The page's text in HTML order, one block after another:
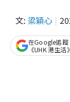
文: 梁穎心
在Google追蹤
《UHK 港生活》